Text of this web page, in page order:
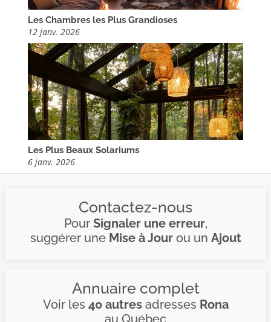
Les Chambres les Plus Grandioses
12 janv. 2026
Les Plus Beaux Solariums
6 janv. 2026
Contactez-nous
Pour Signaler une erreur,
suggérer une Mise à Jourou un Ajout
Annuaire complet
Voir les 40 autresadresses Rona
au Québec